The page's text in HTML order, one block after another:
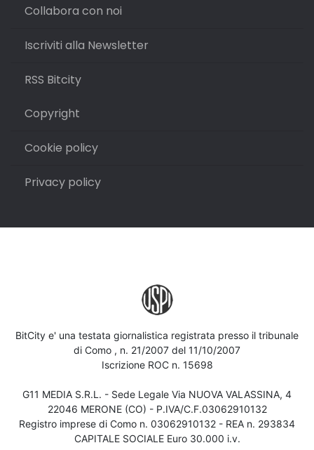
Collabora con noi
Iscriviti alla Newsletter
RSS Bitcity
Copyright
Cookie policy
Privacy policy
BitCity e' una testata giornalistica registrata presso il tribunale
di Como , n. 21/2007 del 11/10/2007
Iscrizione ROC n. 15698
G11 MEDIA S.R.L. - Sede Legale Via NUOVA VALASSINA, 4
22046 MERONE (CO) - P.IVA/C.F.03062910132
Registro imprese di Como n. 03062910132 - REA n. 293834
CAPITALE SOCIALE Euro 30.000 i.v.